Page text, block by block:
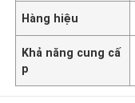
Hàng hiệu
Khả năng cung cấ
p